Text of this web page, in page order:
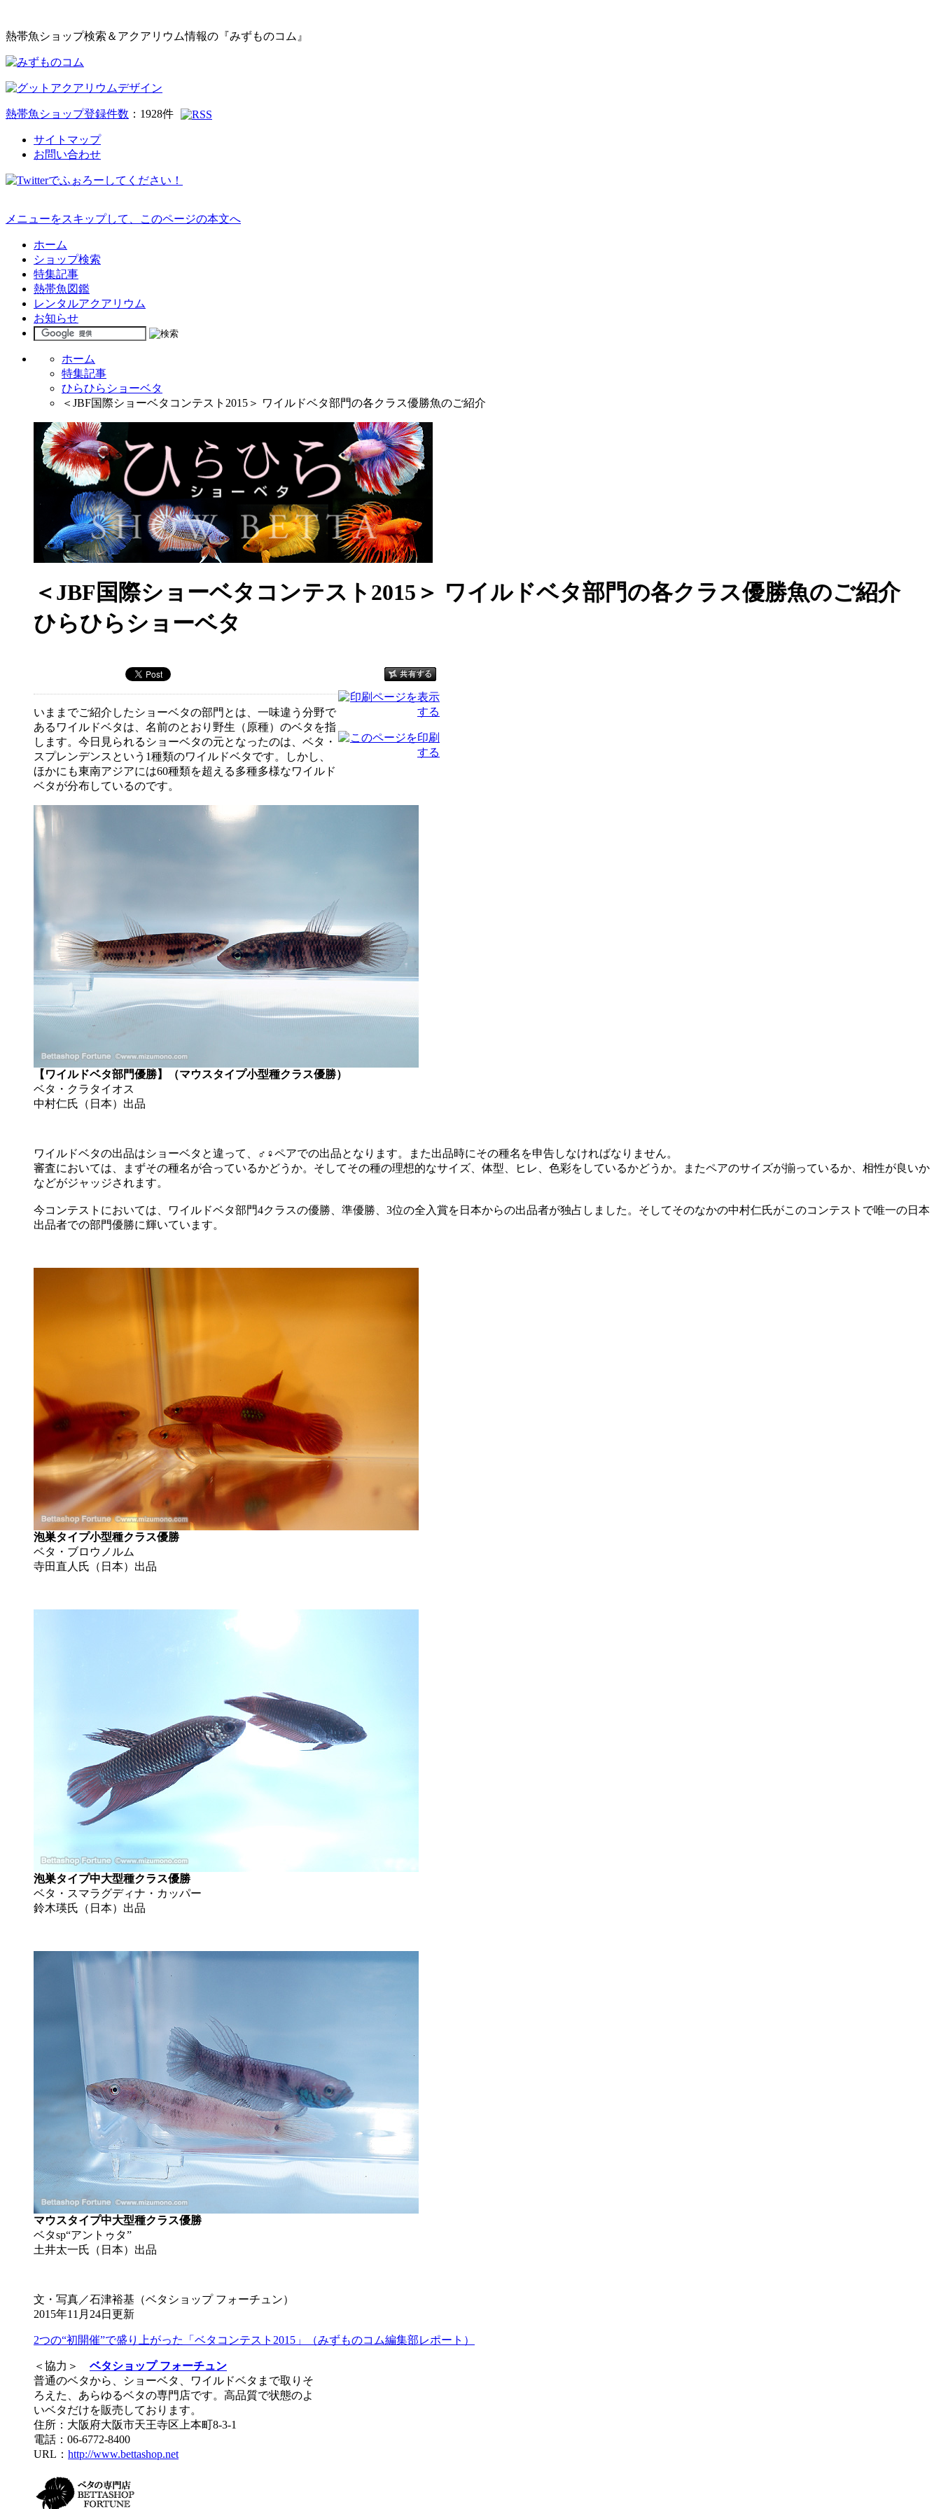
熱帯魚ショップ検索＆アクアリウム情報の『みずものコム』
熱帯魚ショップ登録件数 ： 1928件
サイトマップ
お問い合わせ
メニューをスキップして、このページの本文へ
ホーム
ショップ検索
特集記事
熱帯魚図鑑
レンタルアクアリウム
お知らせ
ホーム
特集記事
ひらひらショーベタ
＜JBF国際ショーベタコンテスト2015＞ ワイルドベタ部門の各クラス優勝魚のご紹介
＜JBF国際ショーベタコンテスト2015＞ ワイルドベタ部門の各クラス優勝魚のご紹介
ひらひらショーベタ
いままでご紹介したショーベタの部門とは、一味違う分野で
あるワイルドベタは、名前のとおり野生（原種）のベタを指
します。今日見られるショーベタの元となったのは、ベタ・
スプレンデンスという1種類のワイルドベタです。しかし、
ほかにも東南アジアには60種類を超える多種多様なワイルド
ベタが分布しているのです。
【ワイルドベタ部門優勝】（マウスタイプ小型種クラス優勝）
ベタ・クラタイオス
中村仁氏（日本）出品
ワイルドベタの出品はショーベタと違って、♂♀ペアでの出品となります。また出品時にその種名を申告しなければなりません。
審査においては、まずその種名が合っているかどうか。そしてその種の理想的なサイズ、体型、ヒレ、色彩をしているかどうか。またペアのサイズが揃っているか、相性が良いか
などがジャッジされます。
今コンテストにおいては、ワイルドベタ部門4クラスの優勝、準優勝、3位の全入賞を日本からの出品者が独占しました。そしてそのなかの中村仁氏がこのコンテストで唯一の日本
出品者での部門優勝に輝いています。
泡巣タイプ小型種クラス優勝
ベタ・ブロウノルム
寺田直人氏（日本）出品
泡巣タイプ中大型種クラス優勝
ベタ・スマラグディナ・カッパー
鈴木瑛氏（日本）出品
マウスタイプ中大型種クラス優勝
ベタsp“アントゥタ”
土井太一氏（日本）出品
文・写真／石津裕基（ベタショップ フォーチュン）
2015年11月24日更新
2つの“初開催”で盛り上がった「ベタコンテスト2015」（みずものコム編集部レポート）
＜協力＞ ベタショップ フォーチュン
普通のベタから、ショーベタ、ワイルドベタまで取りそ
ろえた、あらゆるベタの専門店です。高品質で状態のよ
いベタだけを販売しております。
住所：大阪府大阪市天王寺区上本町8-3-1
電話：06-6772-8400
URL： http://www.bettashop.net